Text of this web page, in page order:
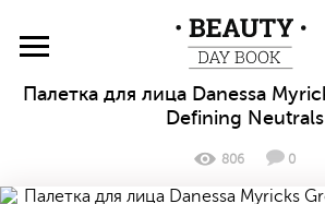
Палетка для лица Danessa
Defining Neutrals
806 0